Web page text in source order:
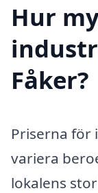
Hur
Fåker?
Priserna för
variera
lokalens